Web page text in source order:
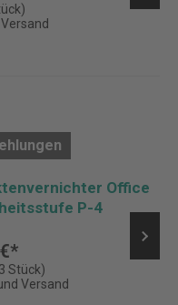
Office
P-4
Stück)
Versand